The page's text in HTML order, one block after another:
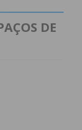
DE